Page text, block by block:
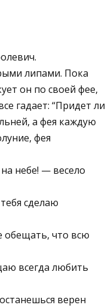
липами. Пока
он по своей фее,
гадает: “Придет ли
а фея каждую
фея
небе! — весело
сделаю
что всю
всегда любить
верен